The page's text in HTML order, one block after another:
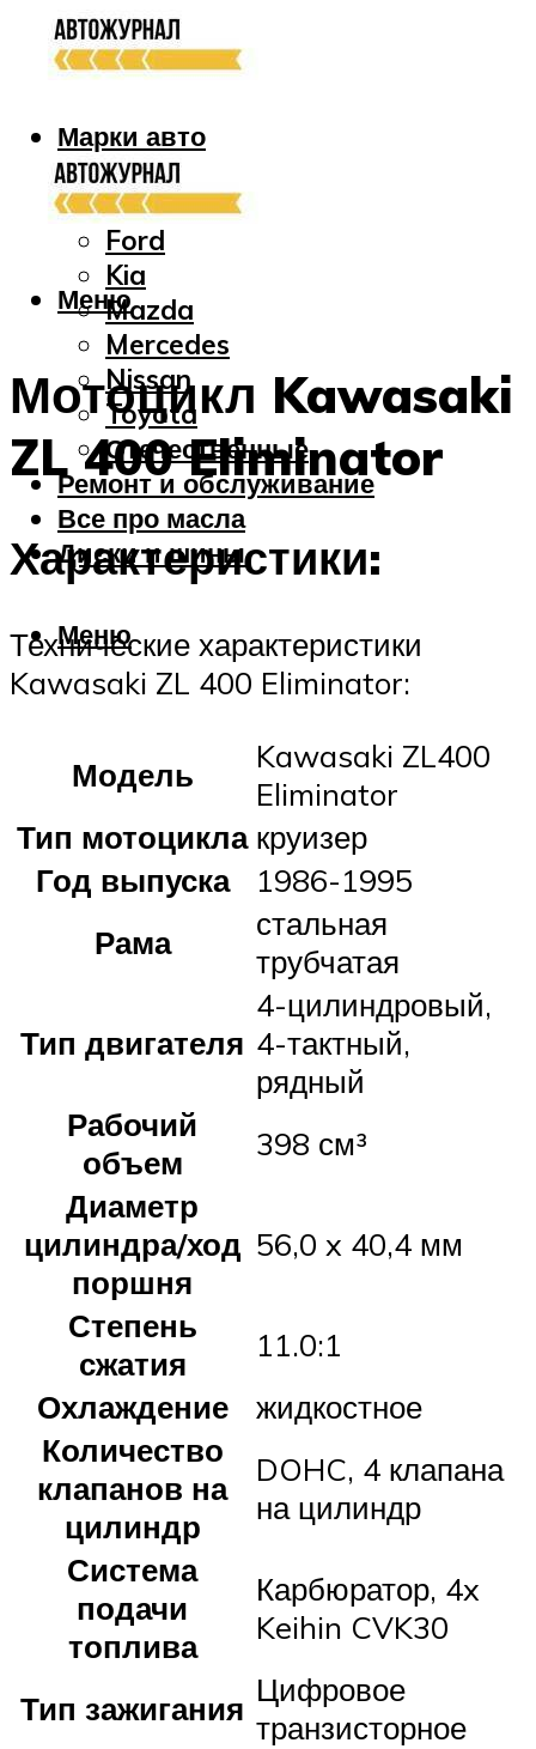
Марки авто
Audi
Bmw
Ford
Kia
Mazda
Mercedes
Nissan
Toyota
Отечественные
Ремонт и обслуживание
Все про масла
Диски и шины
Меню
Меню
Мотоцикл Kawasaki
ZL 400 Eliminator
Характеристики:
Технические характеристики
Kawasaki ZL 400 Eliminator:
Модель
Kawasaki ZL400
Eliminator
Тип мотоцикла круизер
Год выпуска
1986-1995
Рама
стальная
трубчатая
Тип двигателя
4-цилиндровый,
4-тактный,
рядный
Рабочий
объем
398 см³
Диаметр
цилиндра/ход
поршня
56,0 x 40,4 мм
Степень
сжатия
11.0:1
Охлаждение
жидкостное
Количество
клапанов на
цилиндр
DOHC, 4 клапана
на цилиндр
Система
подачи
топлива
Карбюратор, 4x
Keihin CVK30
Тип зажигания Цифровое
транзисторное